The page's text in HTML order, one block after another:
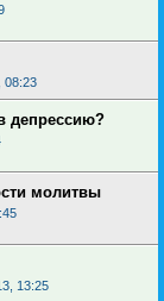
08:23
депрессию?
молитвы
13:25